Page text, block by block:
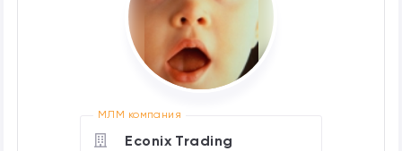
МЛМ компания
Econix Trading